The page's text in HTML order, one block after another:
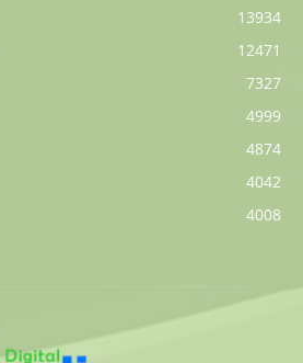
13934
12471
7327
4999
4874
4042
4008